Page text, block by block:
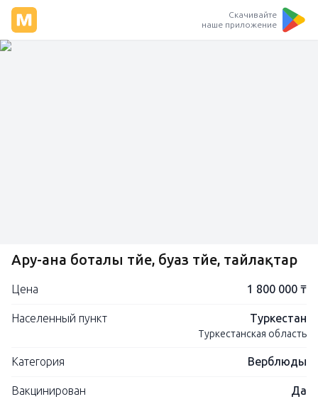
Скачивайте
наше приложение
Ару-ана боталы түйе, буаз түйе, тайлақтар
Цена 1 800 000 ₸
Населенный пункт Туркестан
Туркестанская область
Категория Верблюды
Вакцинирован Да